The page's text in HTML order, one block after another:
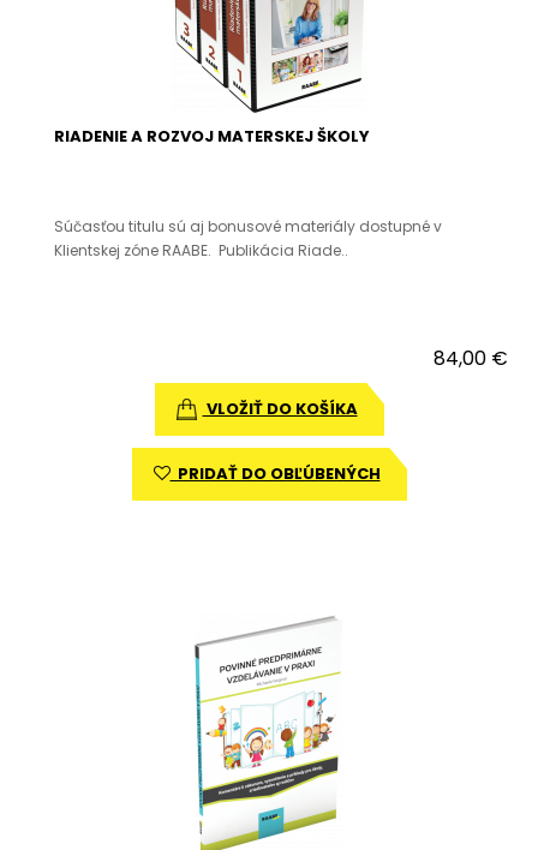
RIADENIE A ROZVOJ MATERSKEJ ŠKOLY
Súčasťou titulu sú aj bonusové materiály dostupné v
Klientskej zóne RAABE. Publikácia Riade..
84,00 €
VLOŽIŤ DO KOŠÍKA
PRIDAŤ DO OBĽÚBENÝCH